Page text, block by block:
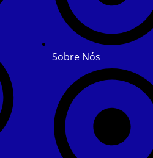
Sobre Nós